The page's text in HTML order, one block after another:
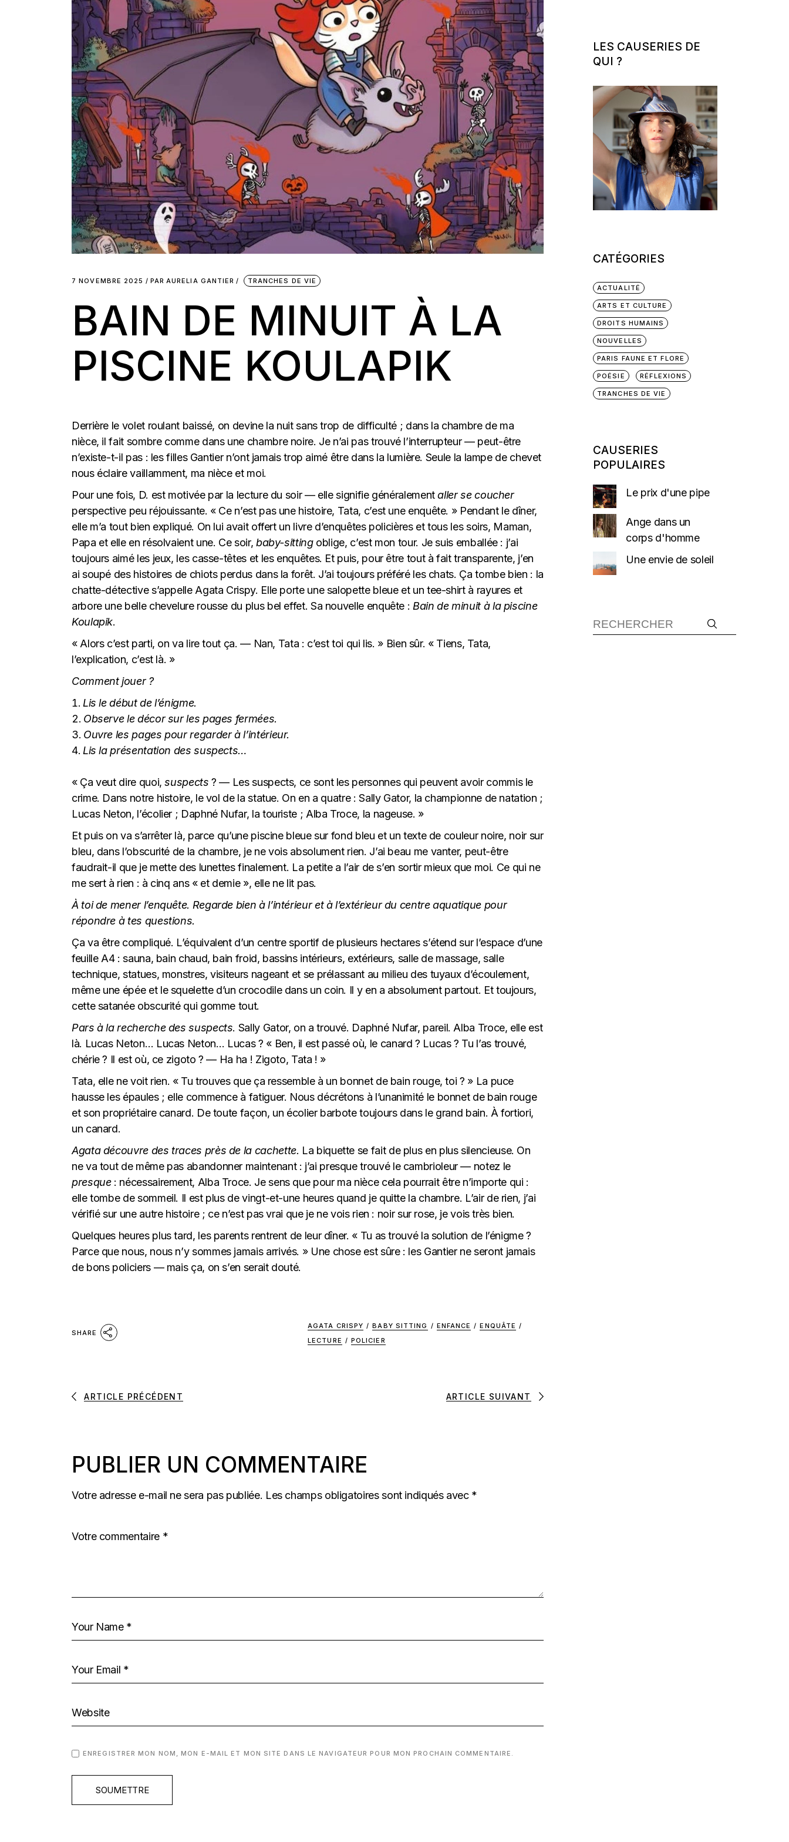
7 NOVEMBRE 2025 PAR AURELIA GANTIER TRANCHES DE VIE
BAIN DE MINUIT À LA
PISCINE KOULAPIK
Derrière le volet roulant baissé, on devine la nuit sans trop de difficulté ; dans la chambre de ma
nièce, il fait sombre comme dans une chambre noire. Je n’ai pas trouvé l’interrupteur — peut-être
n’existe-t-il pas : les filles Gantier n’ont jamais trop aimé être dans la lumière. Seule la lampe de chevet
nous éclaire vaillamment, ma nièce et moi.
Pour une fois, D. est motivée par la lecture du soir — elle signifie généralementaller se coucher
perspective peu réjouissante. « Ce n’est pas une histoire, Tata, c’est une enquête. » Pendant le dîner,
elle m’a tout bien expliqué. On lui avait offert un livre d’enquêtes policières et tous les soirs, Maman,
Papa et elle en résolvaient une. Ce soir, baby-sittingoblige, c’est mon tour. Je suis emballée : j’ai
toujours aimé les jeux, les casse-têtes et les enquêtes. Et puis, pour être tout à fait transparente, j’en
ai soupé des histoires de chiots perdus dans la forêt. J’ai toujours préféré les chats. Ça tombe bien : la
chatte-détective s’appelle Agata Crispy. Elle porte une salopette bleue et un tee-shirt à rayures et
arbore une belle chevelure rousse du plus bel effet. Sa nouvelle enquête : Bain de minuit à la piscine
Koulapik.
« Alors c’est parti, on va lire tout ça. — Nan, Tata : c’est toi qui lis. » Bien sûr. « Tiens, Tata,
l’explication, c’est là. »
Comment jouer ?
Lis le début de l’énigme.
Observe le décor sur les pages fermées.
Ouvre les pages pour regarder à l’intérieur.
Lis la présentation des suspects…
« Ça veut dire quoi,suspects ? — Les suspects, ce sont les personnes qui peuvent avoir commis le
crime. Dans notre histoire, le vol de la statue. On en a quatre : Sally Gator, la championne de natation ;
Lucas Neton, l’écolier ; Daphné Nufar, la touriste ; Alba Troce, la nageuse. »
Et puis on va s’arrêter là, parce qu’une piscine bleue sur fond bleu et un texte de couleur noire, noir sur
bleu, dans l’obscurité de la chambre, je ne vois absolument rien. J’ai beau me vanter, peut-être
faudrait-il que je mette des lunettes finalement. La petite a l’air de s’en sortir mieux que moi. Ce qui ne
me sert à rien : à cinq ans « et demie », elle ne lit pas.
À toi de mener l’enquête. Regarde bien à l’intérieur et à l’extérieur du centre aquatique pour
répondre à tes questions.
Ça va être compliqué. L’équivalent d’un centre sportif de plusieurs hectares s’étend sur l’espace d’une
feuille A4 : sauna, bain chaud, bain froid, bassins intérieurs, extérieurs, salle de massage, salle
technique, statues, monstres, visiteurs nageant et se prélassant au milieu des tuyaux d’écoulement,
même une épée et le squelette d’un crocodile dans un coin. Il y en a absolument partout. Et toujours,
cette satanée obscurité qui gomme tout.
Pars à la recherche des suspects. Sally Gator, on a trouvé. Daphné Nufar, pareil. Alba Troce, elle est
là. Lucas Neton… Lucas Neton… Lucas ? « Ben, il est passé où, le canard ? Lucas ? Tu l’as trouvé,
chérie ? Il est où, ce zigoto ? — Ha ha ! Zigoto, Tata ! »
Tata, elle ne voit rien. « Tu trouves que ça ressemble à un bonnet de bain rouge, toi ? » La puce
hausse les épaules ; elle commence à fatiguer. Nous décrétons à l’unanimité le bonnet de bain rouge
et son propriétaire canard. De toute façon, un écolier barbote toujours dans le grand bain. À fortiori,
un canard.
Agata découvre des traces près de la cachette. La biquette se fait de plus en plus silencieuse. On
ne va tout de même pas abandonner maintenant : j’ai presque trouvé le cambrioleur — notez le
presque: nécessairement, Alba Troce. Je sens que pour ma nièce cela pourrait être n’importe qui :
elle tombe de sommeil. Il est plus de vingt-et-une heures quand je quitte la chambre. L’air de rien, j’ai
vérifié sur une autre histoire ; ce n’est pas vrai que je ne vois rien : noir sur rose, je vois très bien.
Quelques heures plus tard, les parents rentrent de leur dîner. « Tu as trouvé la solution de l’énigme ?
Parce que nous, nous n’y sommes jamais arrivés. » Une chose est sûre : les Gantier ne seront jamais
de bons policiers — mais ça, on s’en serait douté.
SHARE
AGATA CRISPY / BABY SITTING / ENFANCE / ENQUÂTE /
LECTURE / POLICIER
ARTICLE PRÉCÉDENT ARTICLE SUIVANT
PUBLIER UN COMMENTAIRE
Votre adresse e-mail ne sera pas publiée. Les champs obligatoires sont indiqués avec *
ENREGISTRER MON NOM, MON E-MAIL ET MON SITE DANS LE NAVIGATEUR POUR MON PROCHAIN COMMENTAIRE.
SOUMETTRE
LES CAUSERIES DE
QUI ?
CATÉGORIES
ACTUALITÉ
ARTS ET CULTURE
DROITS HUMAINS
NOUVELLES
PARIS FAUNE ET FLORE
POÉSIE RÉFLEXIONS
TRANCHES DE VIE
CAUSERIES
POPULAIRES
Le prix d'une pipe
Ange dans un
corps d'homme
Une envie de soleil
Recherche :